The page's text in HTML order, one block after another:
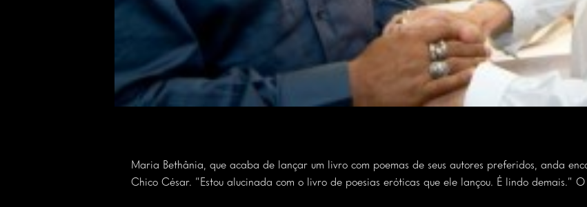
Maria Bethânia, que acaba de lançar um livro com poemas de seus autores preferidos, anda
Chico César. “Estou alucinada com o livro de poesias eróticas que ele lançou. É lindo demais.”